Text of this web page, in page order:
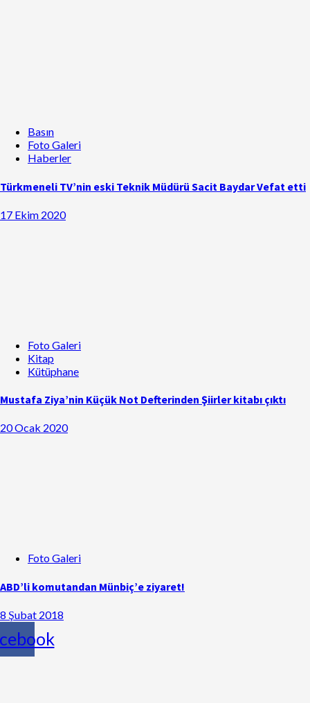
Basın
Foto Galeri
Haberler
Türkmeneli TV’nin eski Teknik Müdürü Sacit Baydar Vefat etti
17 Ekim 2020
Foto Galeri
Kitap
Kütüphane
Mustafa Ziya’nin Küçük Not Defterinden Şiirler kitabı çıktı
20 Ocak 2020
Foto Galeri
ABD’li komutandan Münbiç’e ziyaret!
8 Şubat 2018